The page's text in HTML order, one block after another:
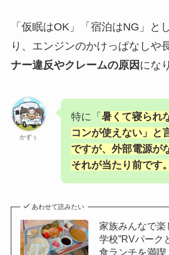
「仮眠はOK」「宿泊はNG」と
り、エンジンのかけっぱなしや
ナー違反やクレームの原因 にな
かずぅ
特に「 暑くて寝られ
コンが使えない」と
ですが、 外部電源が
それが当たり前です。
あわせて読みたい
家族みんなで楽
学校”RVパーク
食ランチを満喫